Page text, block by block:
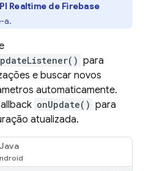
Realtime de Firebase
a.
para
e buscar novos
automaticamente.
onUpdate() para
atualizada.
Java